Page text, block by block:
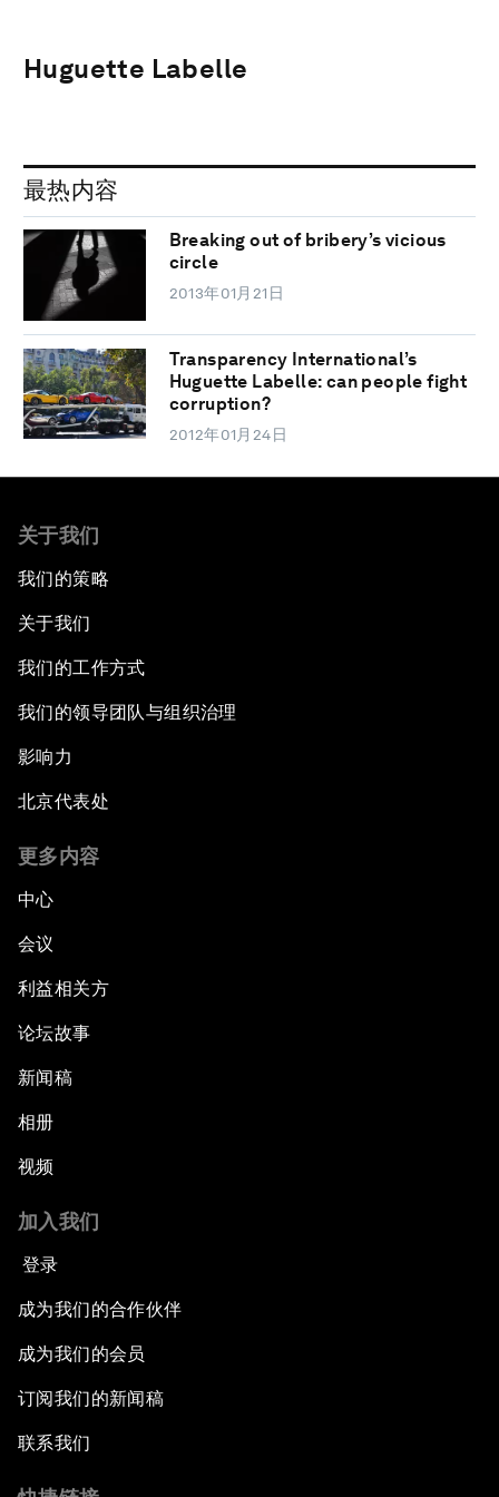
Huguette Labelle
最热内容
Breaking out of bribery’s vicious
circle
2013年01月21日
Transparency International’s
Huguette Labelle: can people fight
corruption?
2012年01月24日
关于我们
我们的策略
关于我们
我们的工作方式
我们的领导团队与组织治理
影响力
北京代表处
更多内容
中心
会议
利益相关方
论坛故事
新闻稿
相册
视频
加入我们
登录
成为我们的合作伙伴
成为我们的会员
订阅我们的新闻稿
联系我们